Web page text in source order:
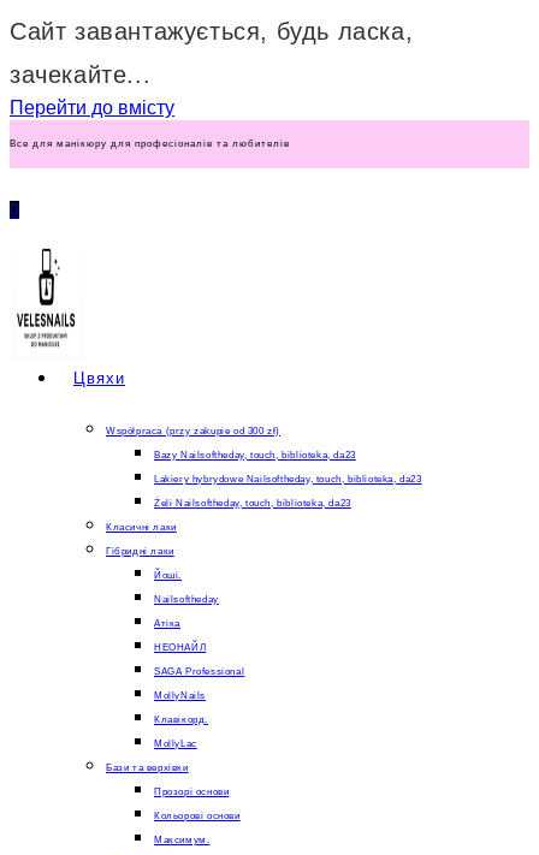
Сайт завантажується, будь ласка,
зачекайте...
Перейти до вмісту
Все для манікюру для професіоналів та любителів
0
Цвяхи
Współpraca (przy zakupie od 300 zł)
Bazy Nailsoftheday, touch, biblioteka, da23
Lakiery hybrydowe Nailsoftheday, touch, biblioteka, da23
Żeli Nailsoftheday, touch, biblioteka, da23
Класичні лаки
Гібридні лаки
Йоші.
Nailsoftheday
Атіка
НЕОНАЙЛ
SAGA Professional
MollyNails
Клавікорд.
MollyLac
Бази та верхівки
Прозорі основи
Кольорові основи
Максимум.